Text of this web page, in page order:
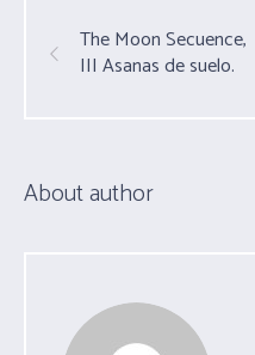
The Moon Secuence,
III Asanas de suelo.
About author